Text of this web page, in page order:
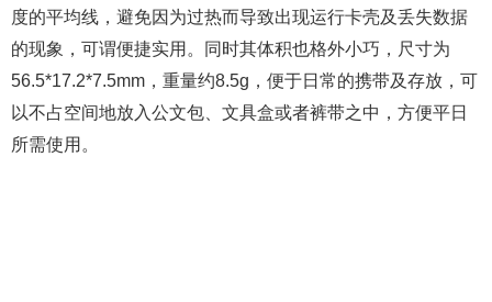
度的平均线，避免因为过热而导致出现运行卡壳及丢失数据
的现象，可谓便捷实用。同时其体积也格外小巧，尺寸为
56.5*17.2*7.5mm，重量约8.5g，便于日常的携带及存放，可
以不占空间地放入公文包、文具盒或者裤带之中，方便平日
所需使用。